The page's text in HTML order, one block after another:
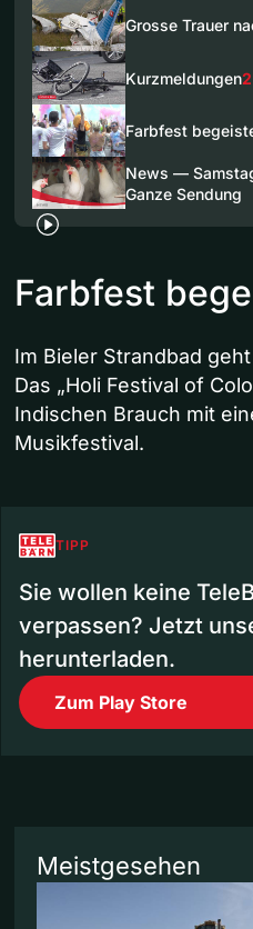
Grosse Trauer
Kurzmeldungen
Farbfest
News —
Ganze Sendung
Farbfest
Im Bieler Strandbad
Das „Holi Festival of
Indischen Brauch mit
Musikfestival.
TIPP
Sie wollen keine
verpassen? Jetzt
herunterladen.
Zum Play Store
Meistgesehen